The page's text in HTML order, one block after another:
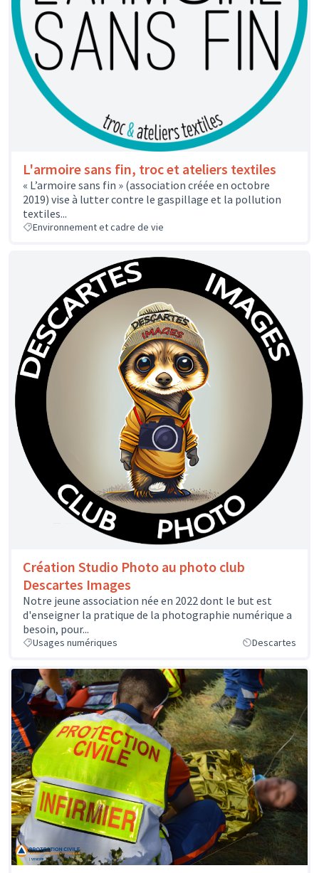
L'armoire sans fin, troc et ateliers textiles
« L’armoire sans fin » (association créée en octobre
2019) vise à lutter contre le gaspillage et la pollution
textiles...
Environnement et cadre de vie
Création Studio Photo au photo club
Descartes Images
Notre jeune association née en 2022 dont le but est
d'enseigner la pratique de la photographie numérique a
besoin, pour...
Usages numériques Descartes